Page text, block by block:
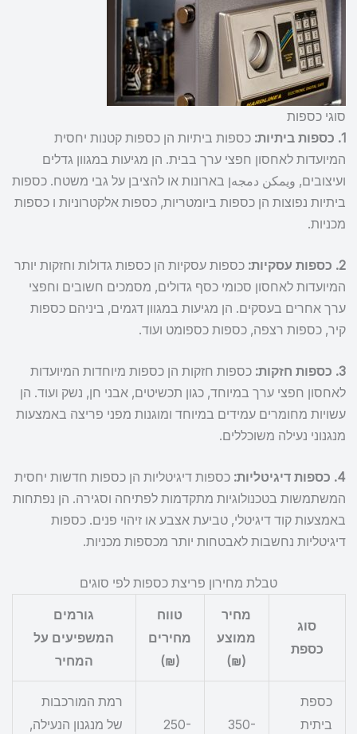
סוגי כספות
1. כספות ביתיות:
כספות ביתיות הן כספות קטנות יחסית
המיועדות לאחסון חפצי ערך בבית. הן מגיעות במגוון גדלים
ועיצובים, ويمكن دمجهן בארונות או להציבן על גבי משטח. כספות
ביתיות נפוצות הן כספות ביומטריות, כספות אלקטרוניות ו כספות
מכניות.
2. כספות עסקיות:
כספות עסקיות הן כספות גדולות וחזקות יותר
המיועדות לאחסון סכומי כסף גדולים, מסמכים חשובים וחפצי
ערך אחרים בעסקים. הן מגיעות במגוון דגמים, ביניהם כספות
קיר, כספות רצפה, כספות כספומט ועוד.
3. כספות חזקות:
כספות חזקות הן כספות מיוחדות המיועדות
לאחסון חפצי ערך במיוחד, כגון תכשיטים, אבני חן, נשק ועוד. הן
עשויות מחומרים עמידים במיוחד ומוגנות מפני פריצה באמצעות
מנגנוני נעילה משוכללים.
4. כספות דיגיטליות:
כספות דיגיטליות הן כספות חדשות יחסית
המשתמשות בטכנולוגיות מתקדמות לפתיחה וסגירה. הן נפתחות
באמצעות קוד דיגיטלי, טביעת אצבע או זיהוי פנים. כספות
דיגיטליות נחשבות לאבטחות יותר מכספות מכניות.
טבלת מחירון פריצת כספות לפי סוגים
סוג
כספת
מחיר
ממוצע
(₪)
טווח
מחירים
(₪)
גורמים
המשפיעים על
המחיר
כספת
ביתית
350-
250-
רמת המורכבות
של מנגנון הנעילה,